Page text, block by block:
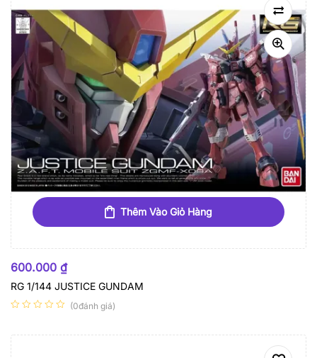
Thêm Vào Giỏ Hàng
600.000 ₫
RG 1/144 JUSTICE GUNDAM
(0đánh giá)